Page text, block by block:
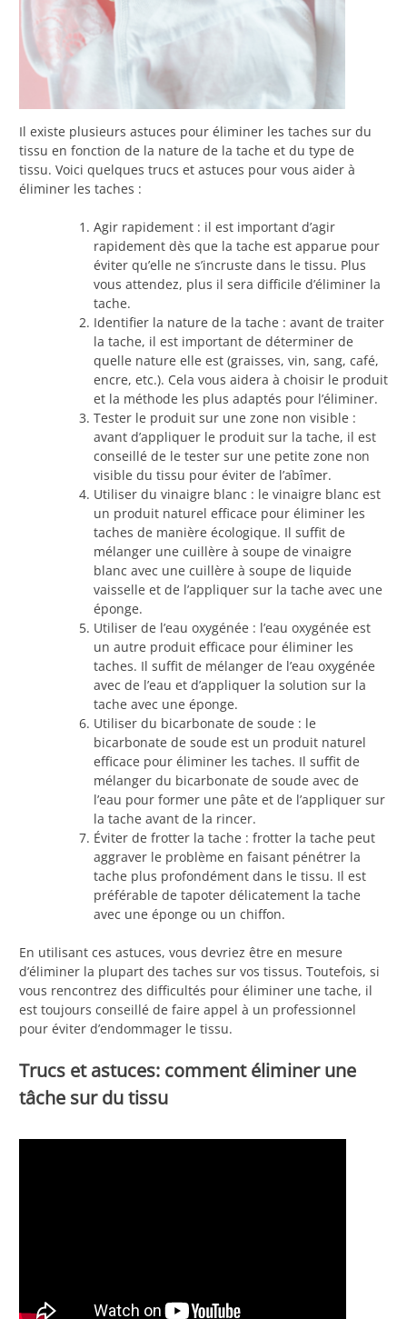
Il existe plusieurs astuces pour éliminer les taches sur du
tissu en fonction de la nature de la tache et du type de
tissu. Voici quelques trucs et astuces pour vous aider à
éliminer les taches :
Agir rapidement : il est important d’agir
rapidement dès que la tache est apparue pour
éviter qu’elle ne s’incruste dans le tissu. Plus
vous attendez, plus il sera difficile d’éliminer la
tache.
Identifier la nature de la tache : avant de traiter
la tache, il est important de déterminer de
quelle nature elle est (graisses, vin, sang, café,
encre, etc.). Cela vous aidera à choisir le produit
et la méthode les plus adaptés pour l’éliminer.
Tester le produit sur une zone non visible :
avant d’appliquer le produit sur la tache, il est
conseillé de le tester sur une petite zone non
visible du tissu pour éviter de l’abîmer.
Utiliser du vinaigre blanc : le vinaigre blanc est
un produit naturel efficace pour éliminer les
taches de manière écologique. Il suffit de
mélanger une cuillère à soupe de vinaigre
blanc avec une cuillère à soupe de liquide
vaisselle et de l’appliquer sur la tache avec une
éponge.
Utiliser de l’eau oxygénée : l’eau oxygénée est
un autre produit efficace pour éliminer les
taches. Il suffit de mélanger de l’eau oxygénée
avec de l’eau et d’appliquer la solution sur la
tache avec une éponge.
Utiliser du bicarbonate de soude : le
bicarbonate de soude est un produit naturel
efficace pour éliminer les taches. Il suffit de
mélanger du bicarbonate de soude avec de
l’eau pour former une pâte et de l’appliquer sur
la tache avant de la rincer.
Éviter de frotter la tache : frotter la tache peut
aggraver le problème en faisant pénétrer la
tache plus profondément dans le tissu. Il est
préférable de tapoter délicatement la tache
avec une éponge ou un chiffon.
En utilisant ces astuces, vous devriez être en mesure
d’éliminer la plupart des taches sur vos tissus. Toutefois, si
vous rencontrez des difficultés pour éliminer une tache, il
est toujours conseillé de faire appel à un professionnel
pour éviter d’endommager le tissu.
Trucs et astuces: comment éliminer une
tâche sur du tissu